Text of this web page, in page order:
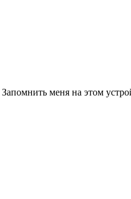
Запомнить меня на этом